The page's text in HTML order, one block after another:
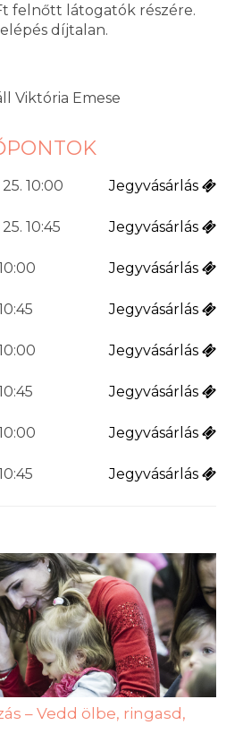
felnőtt látogatók részére.
díjtalan.
Viktória Emese
10:00 Jegyvásárlás
10:45 Jegyvásárlás
Jegyvásárlás
Jegyvásárlás
Jegyvásárlás
Jegyvásárlás
Jegyvásárlás
Jegyvásárlás
– Vedd ölbe, ringasd,